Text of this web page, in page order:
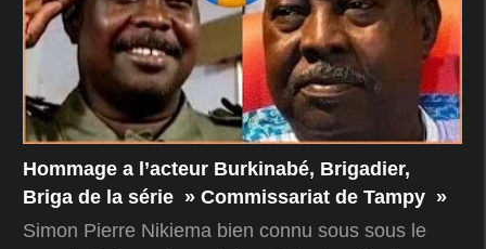
Hommage a l’acteur Burkinabé, Brigadier,
Briga de la série » Commissariat de Tampy »
Simon Pierre Nikiema bien connu sous sous le